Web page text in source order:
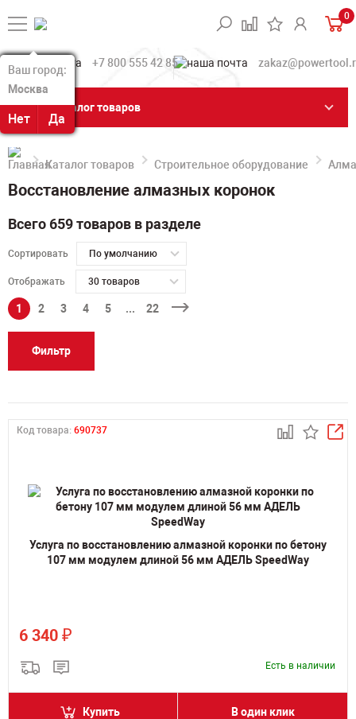
Ваш город:
Москва
Нет Да
Ваш город:
Москва
Нет Да
0
+7 800 555 42 85
Каталог товаров
Каталог товаров Строительное оборудование
Восстановление алмазных коронок
Всего 659 товаров в разделе
Сортировать По умолчанию
Отображать 30 товаров
1 2 3 4 5 ... 22
Фильтр
Код товара: 690737
Услуга по восстановлению алмазной коронки по бетону
107 мм модулем длиной 56 мм АДЕЛЬ SpeedWay
6 340 ₽
Есть в наличии
Купить В один клик